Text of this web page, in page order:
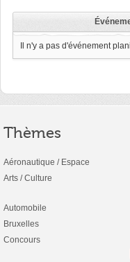
Il n'y a pas d'événement
Thèmes
Aéronautique / Espace
Arts / Culture
Automobile
Bruxelles
Concours